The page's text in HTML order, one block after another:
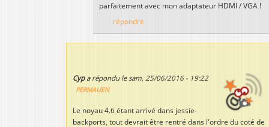
parfaitement avec mon adaptateur HDMI / VGA !
répondre
Cypa répondu le sam, 25/06/2016 - 19:22
PERMALIEN
Le noyau 4.6 étant arrivé dans jessie-
backports, tout devrait être rentré dans l'ordre du coté de